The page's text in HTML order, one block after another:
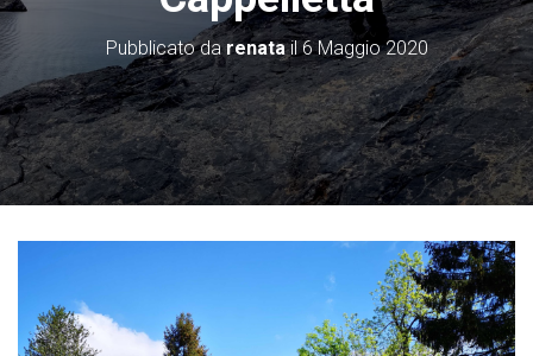
O
G
E
Pubblicato darenatail6 Maggio 2020